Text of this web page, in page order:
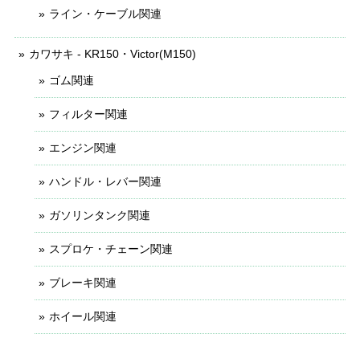
ライン・ケーブル関連
カワサキ - KR150・Victor(M150)
ゴム関連
フィルター関連
エンジン関連
ハンドル・レバー関連
ガソリンタンク関連
スプロケ・チェーン関連
ブレーキ関連
ホイール関連